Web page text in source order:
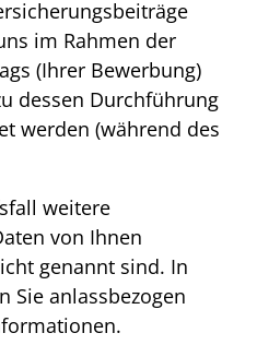
im Rahmen der
(Ihrer Bewerbung)
dessen Durchführung
werden (während des
weitere
von Ihnen
genannt sind. In
Sie anlassbezogen